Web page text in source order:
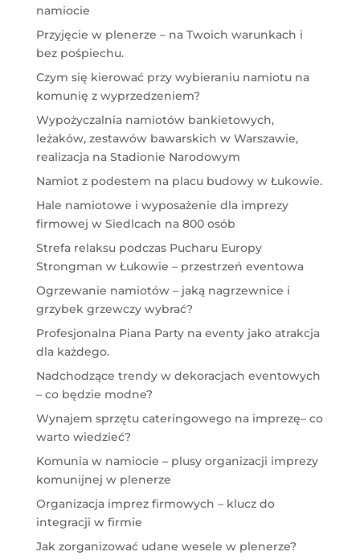
namiocie
Przyjęcie w plenerze – na Twoich warunkach i
bez pośpiechu.
Czym się kierować przy wybieraniu namiotu na
komunię z wyprzedzeniem?
Wypożyczalnia namiotów bankietowych,
leżaków, zestawów bawarskich w Warszawie,
realizacja na Stadionie Narodowym
Namiot z podestem na placu budowy w Łukowie.
Hale namiotowe i wyposażenie dla imprezy
firmowej w Siedlcach na 800 osób
Strefa relaksu podczas Pucharu Europy
Strongman w Łukowie – przestrzeń eventowa
Ogrzewanie namiotów – jaką nagrzewnice i
grzybek grzewczy wybrać?
Profesjonalna Piana Party na eventy jako atrakcja
dla każdego.
Nadchodzące trendy w dekoracjach eventowych
– co będzie modne?
Wynajem sprzętu cateringowego na imprezę– co
warto wiedzieć?
Komunia w namiocie – plusy organizacji imprezy
komunijnej w plenerze
Organizacja imprez firmowych – klucz do
integracji w firmie
Jak zorganizować udane wesele w plenerze?